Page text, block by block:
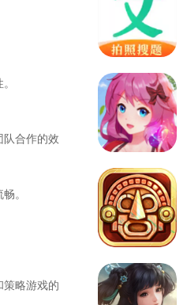
队合作的效
。
策略游戏的